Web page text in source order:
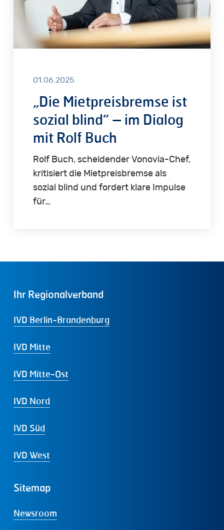
Rolf
01.06.2025
„Die Mietpreisbremse ist
sozial blind“ – im Dialog
mit Rolf Buch
Rolf Buch, scheidender Vonovia-Chef,
kritisiert die Mietpreisbremse als
sozial blind und fordert klare Impulse
für…
Ihr Regionalverband
IVD Berlin-Brandenburg
IVD Mitte
IVD Mitte-Ost
IVD Nord
IVD Süd
IVD West
Sitemap
Newsroom